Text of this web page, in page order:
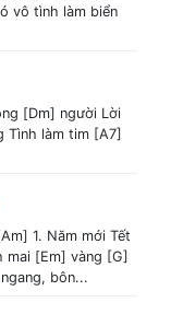
vô tình làm biển
[Dm] người Lời
Tình làm tim [A7]
1. Năm mới Tết
mai [Em] vàng [G]
bôn...